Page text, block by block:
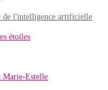
l'intelligence artificielle
étoiles
Marie-Estelle